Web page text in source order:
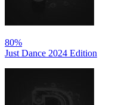
80%
Just Dance 2024 Edition